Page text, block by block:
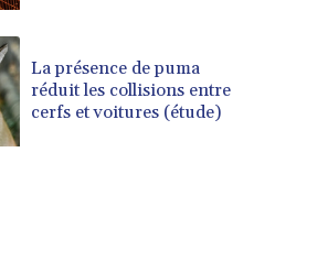
La présence de puma
réduit les collisions entre
cerfs et voitures (étude)